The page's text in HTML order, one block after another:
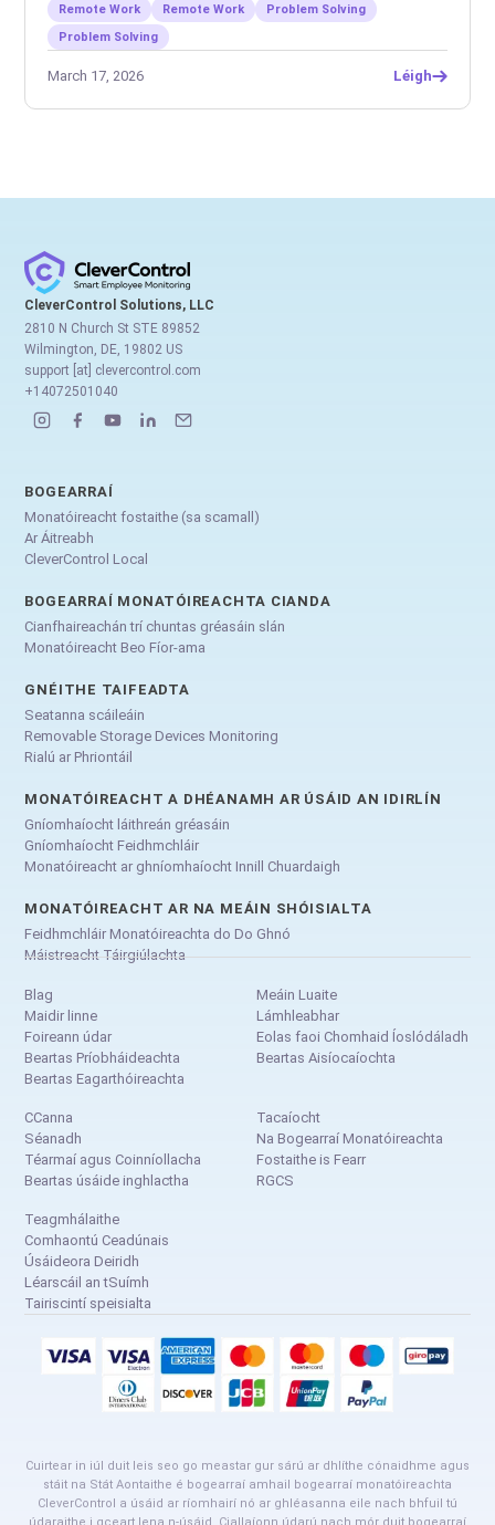
Remote Work
Remote Work
Problem Solving
Problem Solving
March 17, 2026 Léigh
CleverControl Solutions, LLC
2810 N Church St STE 89852
Wilmington, DE, 19802 US
support [at] clevercontrol.com
+14072501040
BOGEARRAÍ
Monatóireacht fostaithe (sa scamall)
Ar Áitreabh
CleverControl Local
BOGEARRAÍ MONATÓIREACHTA CIANDA
Cianfhaireachán trí chuntas gréasáin slán
Monatóireacht Beo Fíor-ama
GNÉITHE TAIFEADTA
Seatanna scáileáin
Removable Storage Devices Monitoring
Rialú ar Phriontáil
MONATÓIREACHT A DHÉANAMH AR ÚSÁID AN IDIRLÍN
Gníomhaíocht láithreán gréasáin
Gníomhaíocht Feidhmchláir
Monatóireacht ar ghníomhaíocht Innill Chuardaigh
MONATÓIREACHT AR NA MEÁIN SHÓISIALTA
Feidhmchláir Monatóireachta do Do Ghnó
Máistreacht Táirgiúlachta
Blag
Maidir linne
Foireann údar
Beartas Príobháideachta
Beartas Eagarthóireachta
Meáin Luaite
Lámhleabhar
Eolas faoi Chomhaid Íoslódáladh
Beartas Aisíocaíochta
CCanna
Séanadh
Téarmaí agus Coinníollacha
Beartas úsáide inghlactha
Tacaíocht
Na Bogearraí Monatóireachta
Fostaithe is Fearr
RGCS
Teagmhálaithe
Comhaontú Ceadúnais
Úsáideora Deiridh
Léarscáil an tSuímh
Tairiscintí speisialta
Cuirtear in iúl duit leis seo go meastar gur sárú ar dhlíthe cónaidhme agus
stáit na Stát Aontaithe é bogearraí amhail bogearraí monatóireachta
CleverControl a úsáid ar ríomhairí nó ar ghléasanna eile nach bhfuil tú
údaraithe i gceart lena n-úsáid. Ciallaíonn údarú nach mór duit bogearraí